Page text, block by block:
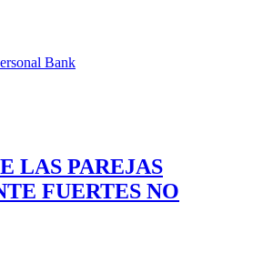
LAS PAREJAS
FUERTES NO